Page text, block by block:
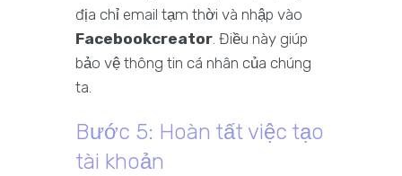
địa chỉ email tạm thời và nhập vào
Facebookcreator. Điều này giúp
bảo vệ thông tin cá nhân của chúng
ta.
Bước 5: Hoàn tất việc tạo
tài khoản